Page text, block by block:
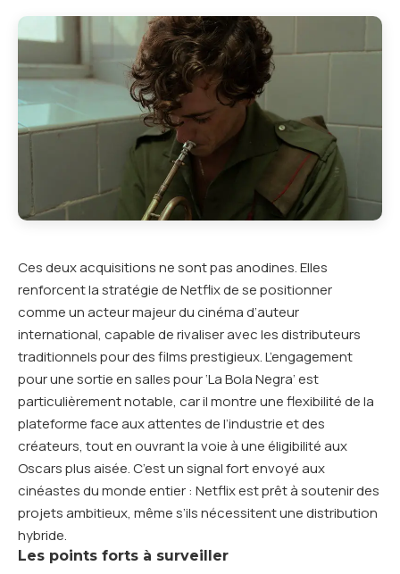
Ces deux acquisitions ne sont pas anodines. Elles
renforcent la stratégie de Netflix de se positionner
comme un acteur majeur du cinéma d’auteur
international, capable de rivaliser avec les distributeurs
traditionnels pour des films prestigieux. L’engagement
pour une sortie en salles pour ‘La Bola Negra’ est
particulièrement notable, car il montre une flexibilité de la
plateforme face aux attentes de l’industrie et des
créateurs, tout en ouvrant la voie à une éligibilité aux
Oscars plus aisée. C’est un signal fort envoyé aux
cinéastes du monde entier : Netflix est prêt à soutenir des
projets ambitieux, même s’ils nécessitent une distribution
hybride.
Les points forts à surveiller